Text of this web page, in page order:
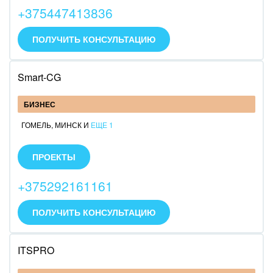
+375447413836
ПОЛУЧИТЬ КОНСУЛЬТАЦИЮ
Smart-CG
БИЗНЕС
ГОМЕЛЬ, МИНСК И ЕЩЕ 1
коробочной редакциях, Битрикс Управление
Сайтом,
Мы используем:
-Роботы
-Умные сценарии
-Бизнес-процессы (работаем со всеми видами
сущностей)
-Смарт-процессы
ПРОЕКТЫ
+375292161161
ПОЛУЧИТЬ КОНСУЛЬТАЦИЮ
ITSPRO